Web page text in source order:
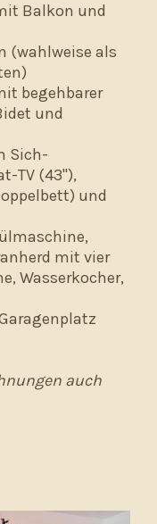
Balkon und
(wahlweise als
begehbarer
und
Sich-
TV (43"),
und
mit vier
Wasserkocher,
auch